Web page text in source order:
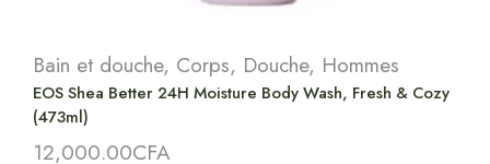
Bain et douche, Corps, Douche, Hommes
EOS Shea Better 24H Moisture Body Wash, Fresh & Cozy
(473ml)
12,000.00CFA